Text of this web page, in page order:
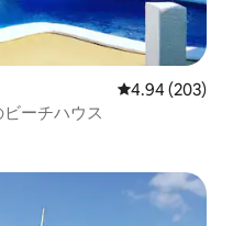
レビュー203
4.94 (203)
ーチハウス